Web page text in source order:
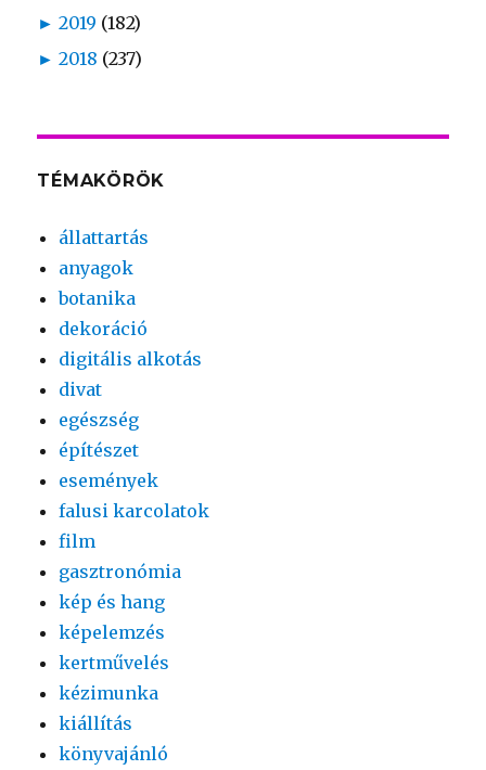
► 2019 (182)
► 2018 (237)
TÉMAKÖRÖK
állattartás
anyagok
botanika
dekoráció
digitális alkotás
divat
egészség
építészet
események
falusi karcolatok
film
gasztronómia
kép és hang
képelemzés
kertművelés
kézimunka
kiállítás
könyvajánló